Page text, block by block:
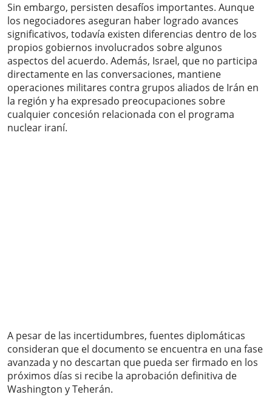
Sin embargo, persisten desafíos importantes. Aunque
los negociadores aseguran haber logrado avances
significativos, todavía existen diferencias dentro de los
propios gobiernos involucrados sobre algunos
aspectos del acuerdo. Además, Israel, que no participa
directamente en las conversaciones, mantiene
operaciones militares contra grupos aliados de Irán en
la región y ha expresado preocupaciones sobre
cualquier concesión relacionada con el programa
nuclear iraní.
A pesar de las incertidumbres, fuentes diplomáticas
consideran que el documento se encuentra en una fase
avanzada y no descartan que pueda ser firmado en los
próximos días si recibe la aprobación definitiva de
Washington y Teherán.